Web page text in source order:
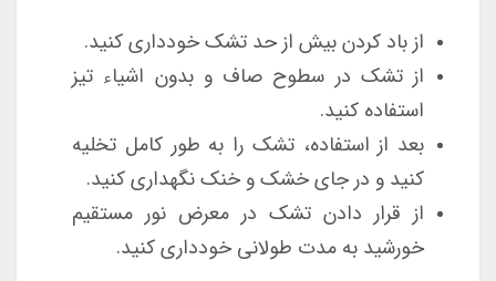
از باد کردن بیش از حد تشک خودداری کنید.
از تشک در سطوح صاف و بدون اشیاء تیز
استفاده کنید.
بعد از استفاده، تشک را به طور کامل تخلیه
کنید و در جای خشک و خنک نگهداری کنید.
از قرار دادن تشک در معرض نور مستقیم
خورشید به مدت طولانی خودداری کنید.